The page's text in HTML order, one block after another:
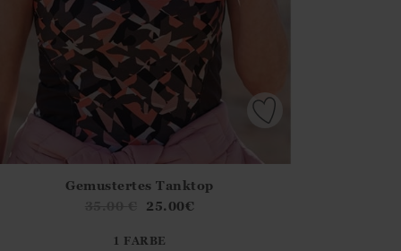
?? ""
Gemustertes Tanktop
25.00€
1 FARBE